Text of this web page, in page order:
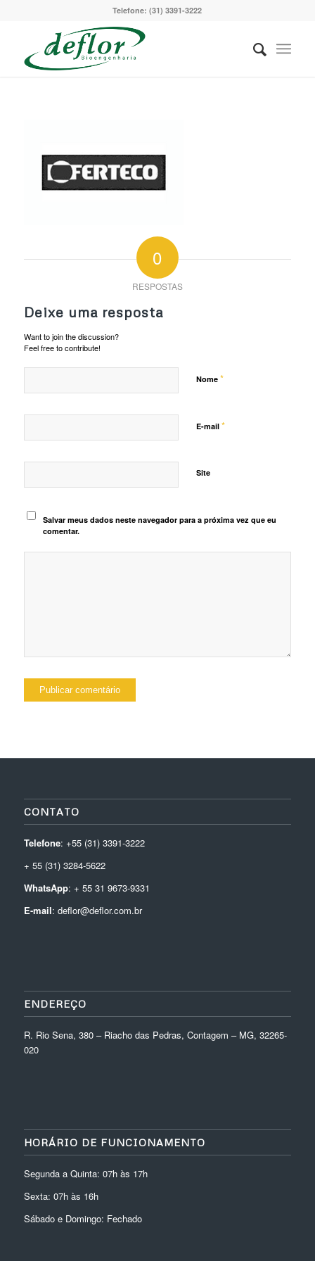
Telefone: (31) 3391-3222
0
RESPOSTAS
Deixe uma resposta
Want to join the discussion?
Feel free to contribute!
Nome *
E-mail *
Site
Salvar meus dados neste navegador para a próxima vez que eu
comentar.
CONTATO
Telefone: +55 (31) 3391-3222
+ 55 (31) 3284-5622
WhatsApp: + 55 31 9673-9331
E-mail: deflor@deflor.com.br
ENDEREÇO
R. Rio Sena, 380 – Riacho das Pedras, Contagem – MG, 32265-
020
HORÁRIO DE FUNCIONAMENTO
Segunda a Quinta: 07h às 17h
Sexta: 07h às 16h
Sábado e Domingo: Fechado